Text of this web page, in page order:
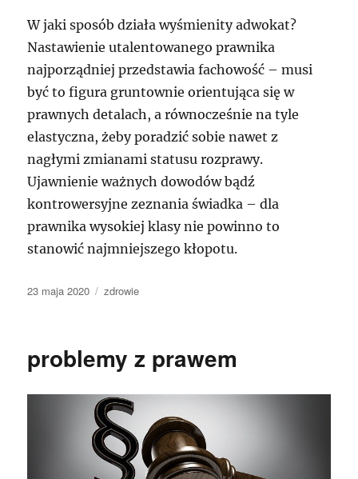
W jaki sposób działa wyśmienity adwokat?
Nastawienie utalentowanego prawnika
najporządniej przedstawia fachowość – musi
być to figura gruntownie orientująca się w
prawnych detalach, a równocześnie na tyle
elastyczna, żeby poradzić sobie nawet z
nagłymi zmianami statusu rozprawy.
Ujawnienie ważnych dowodów bądź
kontrowersyjne zeznania świadka – dla
prawnika wysokiej klasy nie powinno to
stanowić najmniejszego kłopotu.
Data
23 maja 2020 Kategorie
zdrowie
problemy z prawem